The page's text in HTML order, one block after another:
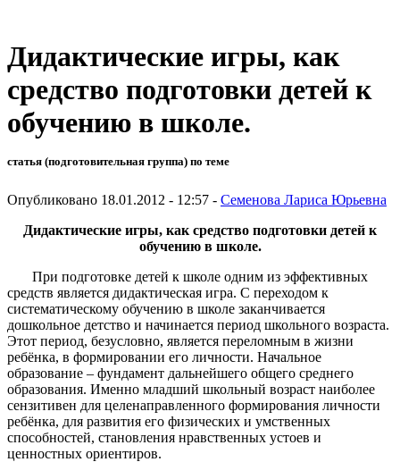
Дидактические игры, как
средство подготовки детей к
обучению в школе.
статья (подготовительная группа) по теме
Опубликовано 18.01.2012 - 12:57 - Семенова Лариса Юрьевна
Дидактические игры, как средство подготовки детей к
обучению в школе.
При подготовке детей к школе одним из эффективных
средств является дидактическая игра. С переходом к
систематическому обучению в школе заканчивается
дошкольное детство и начинается период школьного возраста.
Этот период, безусловно, является переломным в жизни
ребёнка, в формировании его личности. Начальное
образование – фундамент дальнейшего общего среднего
образования. Именно младший школьный возраст наиболее
сензитивен для целенаправленного формирования личности
ребёнка, для развития его физических и умственных
способностей, становления нравственных устоев и
ценностных ориентиров.